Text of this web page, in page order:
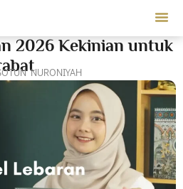
2026 Kekinian untuk
NURONIYAH